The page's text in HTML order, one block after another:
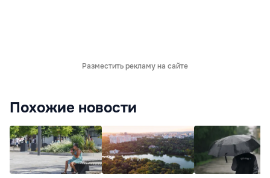
Разместить рекламу на сайте
Похожие новости